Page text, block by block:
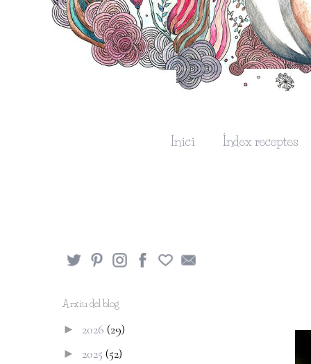
Inici Índex receptes
Arxiu del blog
► 2026 (29)
► 2025 (52)